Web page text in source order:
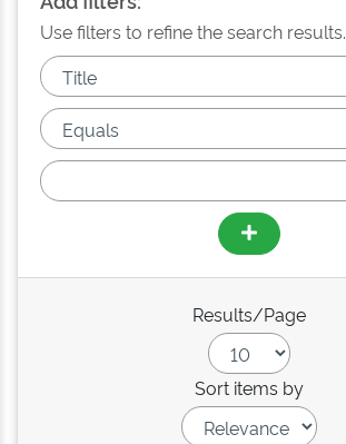
Use filters to refine the search results.
Results/Page
Sort items by